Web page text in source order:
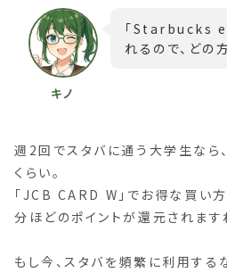
「Starbucks
れるので、どの
週2回でスタバに通う大学生な
くらい。
「JCB CARD W」でお得な買い
分ほどのポイントが還元されます
もし今、スタバを頻繁に利用する